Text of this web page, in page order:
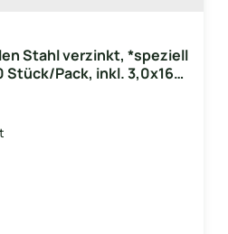
Stahl verzinkt, *speziell
Stück/Pack, inkl. 3,0x16
mm